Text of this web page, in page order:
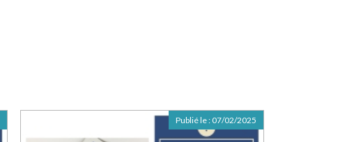
Publié le : 07/02/2025